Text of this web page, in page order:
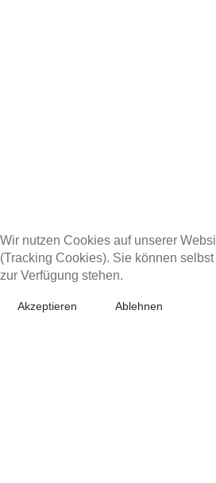
Wir nutzen Cookies auf unserer
(Tracking Cookies). Sie können
zur Verfügung stehen.
Akzeptieren Ablehnen